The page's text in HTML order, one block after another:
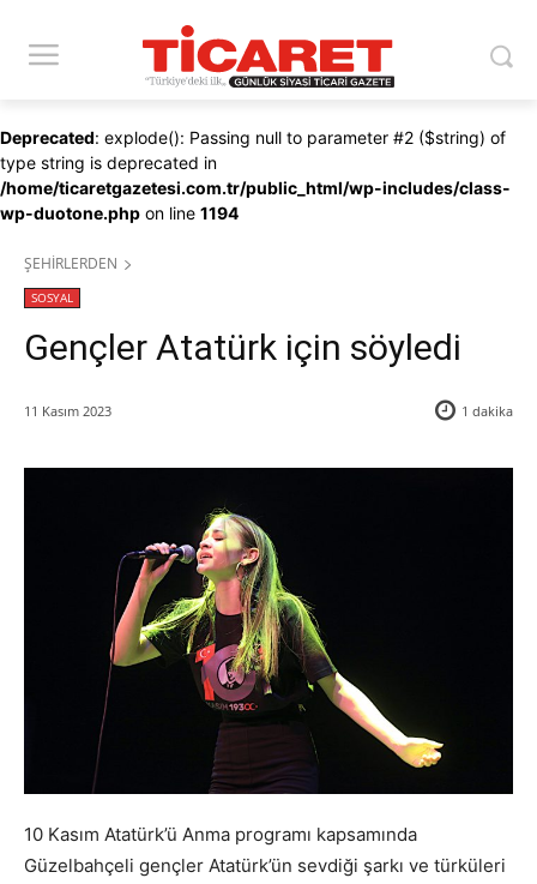
Deprecated: explode(): Passing null to parameter #2 ($string) of
type string is deprecated in
/home/ticaretgazetesi.com.tr/public_html/wp-includes/class-
wp-duotone.php on line 1194
ŞEHİRLERDEN
SOSYAL
Gençler Atatürk için söyledi
11 Kasım 2023 1 dakika
10 Kasım Atatürk’ü Anma programı kapsamında
Güzelbahçeli gençler Atatürk’ün sevdiği şarkı ve türküleri